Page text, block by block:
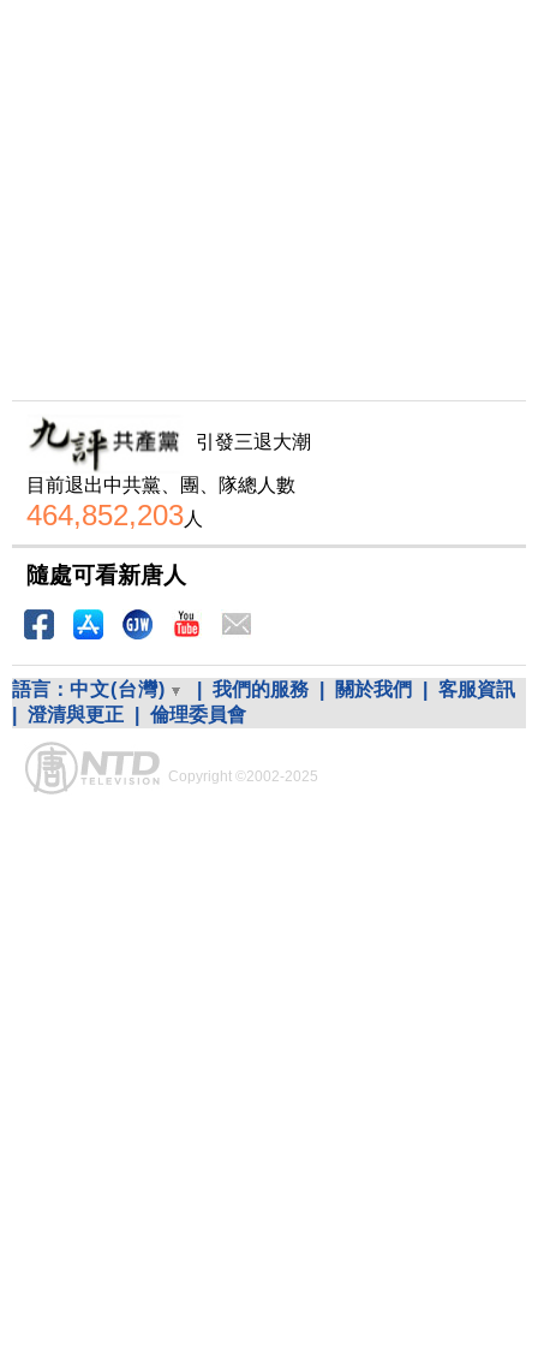
引發三退大潮
目前退出中共黨、團、隊總人數
464,852,203人
隨處可看新唐人
語言： 中文(台灣) 我們的服務 關於我們
客服資訊
澄清與更正 倫理委員會
Copyright ©2002-2025